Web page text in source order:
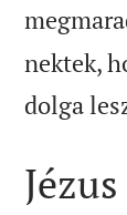
nektek,
dolga